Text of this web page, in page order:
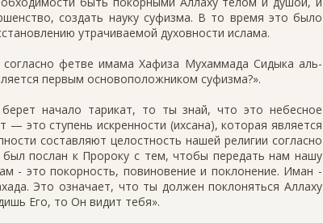
создать науку суфизма. В то время это было
утрачиваемой духовности ислама.
фетве имама Хафиза Мухаммада Сидыка аль-
первым основоположником суфизма?».
начало тарикат, то ты знай, что это небесное
— это ступень искренности (ихсана), которая является
составляют целостность нашей религии согласно
послан к Пророку с тем, чтобы передать нам нашу
- это покорность, повиновение и поклонение. Иман -
Это означает, что ты должен поклоняться Аллаху
Его, то Он видит тебя».